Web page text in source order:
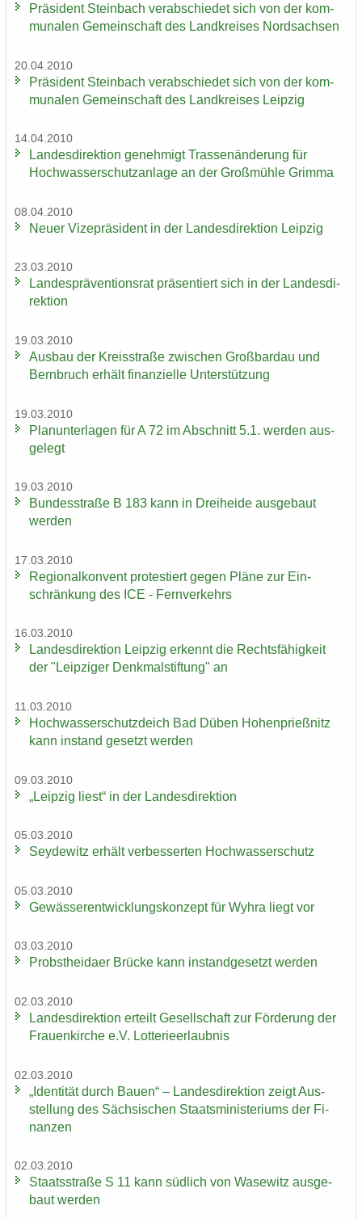
Prä­si­dent Stein­bach ver­ab­schie­det sich von der kom­
mu­na­len Ge­mein­schaft des Land­krei­ses Nord­sach­sen
20.04.2010
Prä­si­dent Stein­bach ver­ab­schie­det sich von der kom­
mu­na­len Ge­mein­schaft des Land­krei­ses Leip­zig
14.04.2010
Lan­des­di­rek­ti­on ge­neh­migt Tras­sen­än­de­rung für
Hoch­was­ser­schutz­an­la­ge an der Groß­müh­le Grim­ma
08.04.2010
Neuer Vi­ze­prä­si­dent in der Lan­des­di­rek­ti­on Leip­zig
23.03.2010
Lan­des­prä­ven­ti­ons­rat prä­sen­tiert sich in der Lan­des­di­
rek­ti­on
19.03.2010
Aus­bau der Kreis­stra­ße zwi­schen Groß­bardau und
Bern­bruch er­hält fi­nan­zi­el­le Un­ter­stüt­zung
19.03.2010
Plan­un­ter­la­gen für A 72 im Ab­schnitt 5.1. wer­den aus­
ge­legt
19.03.2010
Bun­des­stra­ße B 183 kann in Drei­hei­de aus­ge­baut
wer­den
17.03.2010
Re­gio­nal­kon­vent pro­tes­tiert gegen Pläne zur Ein­
schrän­kung des ICE - Fern­ver­kehrs
16.03.2010
Lan­des­di­rek­ti­on Leip­zig er­kennt die Rechts­fä­hig­keit
der "Leip­zi­ger Denk­mal­stif­tung" an
11.03.2010
Hoch­was­ser­schutz­deich Bad Düben Ho­hen­prieß­nitz
kann in­stand ge­setzt wer­den
09.03.2010
„Leip­zig liest“ in der Lan­des­di­rek­ti­on
05.03.2010
Sey­de­witz er­hält ver­bes­ser­ten Hoch­was­ser­schutz
05.03.2010
Ge­wäs­ser­ent­wick­lungs­kon­zept für Wyhra liegt vor
03.03.2010
Probst­hei­da­er Brü­cke kann in­stand­ge­setzt wer­den
02.03.2010
Lan­des­di­rek­ti­on er­teilt Ge­sell­schaft zur För­de­rung der
Frau­en­kir­che e.V. Lot­te­rie­er­laub­nis
02.03.2010
„Iden­ti­tät durch Bauen“ – Lan­des­di­rek­ti­on zeigt Aus­
stel­lung des Säch­si­schen Staats­mi­nis­te­ri­ums der Fi­
nan­zen
02.03.2010
Staats­stra­ße S 11 kann süd­lich von Wase­witz aus­ge­
baut wer­den